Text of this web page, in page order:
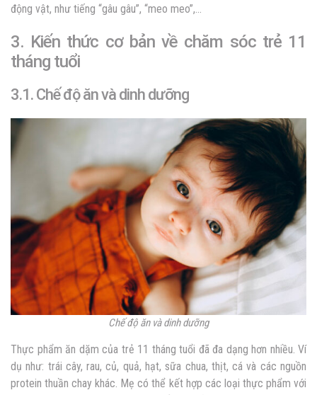
động vật, như tiếng “gâu gâu”, “meo meo”,…
3. Kiến thức cơ bản về chăm sóc trẻ 11
tháng tuổi
3.1. Chế độ ăn và dinh dưỡng
Chế độ ăn và dinh dưỡng
Thực phẩm ăn dặm của trẻ 11 tháng tuổi đã đa dạng hơn nhiều. Ví
dụ như: trái cây, rau, củ, quả, hạt, sữa chua, thịt, cá và các nguồn
protein thuần chay khác. Mẹ có thể kết hợp các loại thực phẩm với